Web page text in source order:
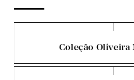
Coleção Oliveira